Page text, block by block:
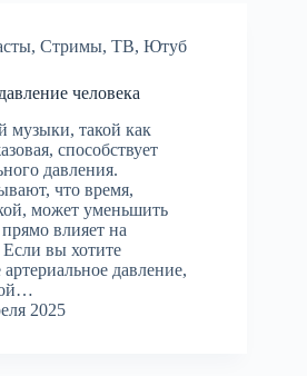
, Стримы, ТВ, Ютуб
человека
музыки, такой как
способствует
давления.
что время,
может уменьшить
влияет на
Если вы хотите
давление,
2025